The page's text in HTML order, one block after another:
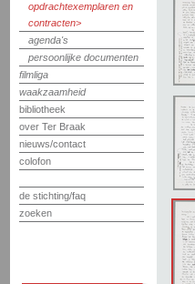
opdrachtexemplaren en
contracten
agenda's
persoonlijke documenten
filmliga
waakzaamheid
bibliotheek
over Ter Braak
nieuws/contact
colofon
de stichting/faq
zoeken